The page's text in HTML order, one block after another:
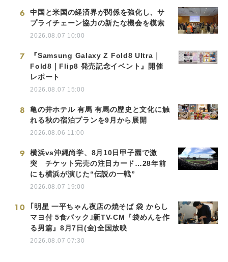
6
中国と米国の経済界が関係を強化し、サ
プライチェーン協力の新たな機会を模索
2026.08.07 10:00
7
『Samsung Galaxy Z Fold8 Ultra｜
Fold8｜Flip8 発売記念イベント』開催
レポート
2026.08.07 15:00
8
亀の井ホテル 有馬 有馬の歴史と文化に触
れる秋の宿泊プランを9月から展開
2026.08.06 11:00
9
横浜vs沖縄尚学、8月10日甲子園で激
突 チケット完売の注目カード…28年前
にも横浜が演じた“伝説の一戦”
2026.08.07 19:00
10
｢明星 一平ちゃん夜店の焼そば 袋 からし
マヨ付 5食パック｣新TV-CM『袋めんを作
る男篇』8月7日(金)全国放映
2026.08.07 07:30